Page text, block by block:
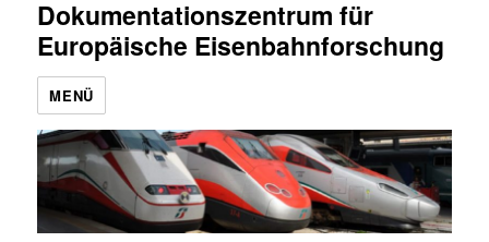
Dokumentationszentrum für
Europäische Eisenbahnforschung
MENÜ